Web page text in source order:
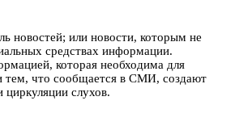
новостей; или новости, которым не
средствах информации.
которая необходима для
тем, что сообщается в СМИ, создают
циркуляции слухов.